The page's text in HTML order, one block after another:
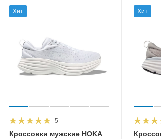
Хит
5
Кроссовки мужские HOKA
Хит